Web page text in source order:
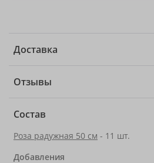
Доставка
Отзывы
Состав
Роза радужная 50 см - 11 шт.
Добавления